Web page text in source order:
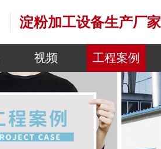
淀粉加工设备生产厂家
视频 工程案例